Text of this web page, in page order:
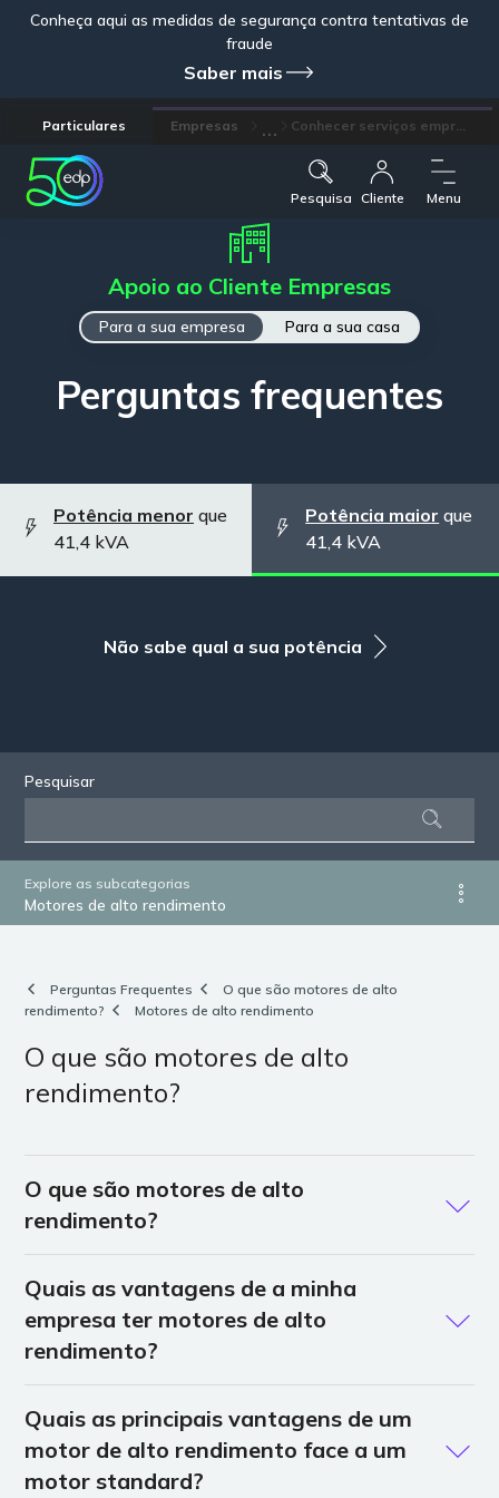
Conheça aqui as medidas de segurança contra tentativas de
fraude
Saber mais
Particulares Empresas ... Conhecer serviços empr...
Pesquisa Cliente Menu
Apoio ao Cliente Empresas
Para a sua empresa Para a sua casa
Perguntas frequentes
Potência menor que
41,4 kVA
Potência maior que
41,4 kVA
Não sabe qual a sua potência
Pesquisar
Explore as subcategorias
Motores de alto rendimento
Perguntas Frequentes
O que são motores de alto
rendimento?
Motores de alto rendimento
O que são motores de alto
rendimento?
O que são motores de alto
rendimento?
Um motor de alto rendimento é um motor elétrico
(transforma energia elétrica em energia mecânica,
com perdas de energia associadas) que apresenta um
rendimento superior a um motor standard e,
consequentemente, menores perdas de energia.
As perdas reduzidas significam que o motor produz a
mesma potência mecânica de saída com menor
quantidade de energia elétrica de entrada. Desta
Quais as vantagens de a minha
empresa ter motores de alto
rendimento?
Veja aqui quais as principais vantagens de instalar na
sua empresa motores de alto rendimento.
Vantagens da utilização de motores de alto
Quais as principais vantagens de um
motor de alto rendimento face a um
motor standard?